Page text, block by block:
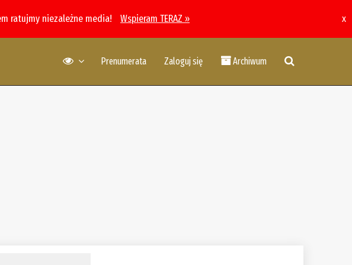
ratujmy niezależne media! Wspieram TERAZ » x
Prenumerata Zaloguj się Archiwum